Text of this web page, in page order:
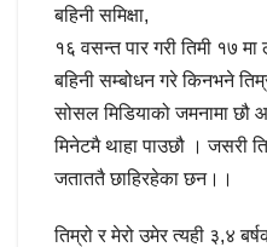
बहिनी समिक्षा,
१६ वसन्त पार गरी तिमी १७
बहिनी सम्बोधन गरे किनभने
सोसल मिडियाको जमनामा छौ
मिनेटमै थाहा पाउछौ । जसरी
जताततै छाहिरहेका छन।।
तिम्रो र मेरो उमेर त्यही ३,४